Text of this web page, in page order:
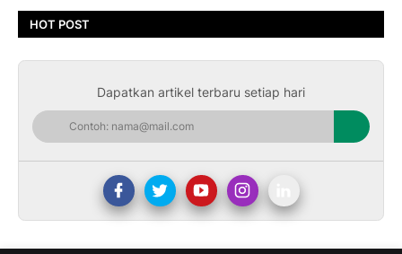
HOT POST
Dapatkan artikel terbaru setiap hari